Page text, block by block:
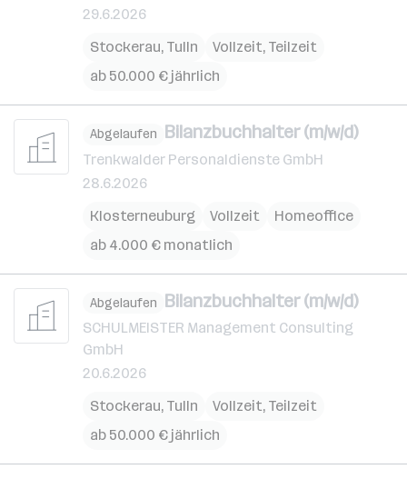
29.6.2026
Stockerau, Tulln
Vollzeit, Teilzeit
ab 50.000 € jährlich
Abgelaufen Bilanzbuchhalter (m/w/d)
Trenkwalder Personaldienste GmbH
28.6.2026
Klosterneuburg
Vollzeit
Homeoffice
ab 4.000 € monatlich
Abgelaufen Bilanzbuchhalter (m/w/d)
SCHULMEISTER Management Consulting
GmbH
20.6.2026
Stockerau, Tulln
Vollzeit, Teilzeit
ab 50.000 € jährlich